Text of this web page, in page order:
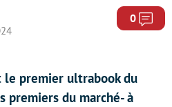
0
le premier ultrabook du
premiers du marché- à